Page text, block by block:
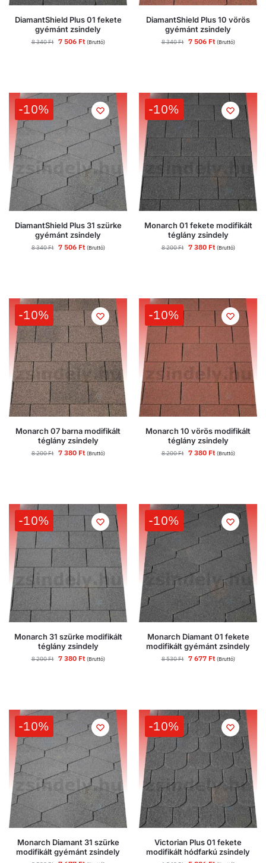
DiamantShield Plus 01 fekete
gyémánt zsindely
8 340Ft 7 506 Ft (Bruttó)
DiamantShield Plus 10 vörös
gyémánt zsindely
8 340Ft 7 506 Ft (Bruttó)
-10%
DiamantShield Plus 31 szürke
gyémánt zsindely
8 340Ft 7 506 Ft (Bruttó)
-10%
Monarch 01 fekete modifikált
téglány zsindely
8 200Ft 7 380 Ft (Bruttó)
-10%
Monarch 07 barna modifikált
téglány zsindely
8 200Ft 7 380 Ft (Bruttó)
-10%
Monarch 10 vörös modifikált
téglány zsindely
8 200Ft 7 380 Ft (Bruttó)
-10%
Monarch 31 szürke modifikált
téglány zsindely
8 200Ft 7 380 Ft (Bruttó)
-10%
Monarch Diamant 01 fekete
modifikált gyémánt zsindely
8 530Ft 7 677 Ft (Bruttó)
-10%
Monarch Diamant 31 szürke
modifikált gyémánt zsindely
-10%
Victorian Plus 01 fekete
modifikált hódfarkú zsindely